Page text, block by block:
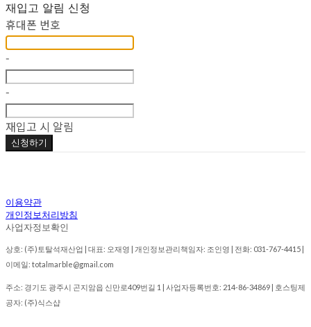
재입고 알림 신청
휴대폰 번호
-
-
재입고 시 알림
신청하기
이용약관
개인정보처리방침
사업자정보확인
상호: (주)토탈석재산업 | 대표: 오재영 | 개인정보관리책임자: 조인영 | 전화: 031-767-4415 |
이메일: totalmarble@gmail.com
주소: 경기도 광주시 곤지암읍 신만로409번길 1 | 사업자등록번호: 214-86-34869 | 호스팅제
공자: (주)식스샵